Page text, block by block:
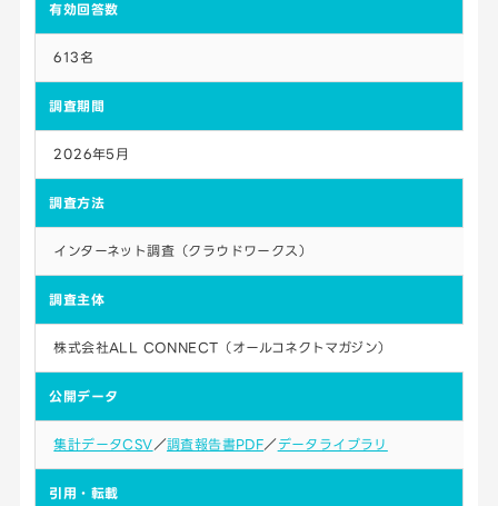
有効回答数
613名
調査期間
2026年5月
調査方法
インターネット調査（クラウドワークス）
調査主体
株式会社ALL CONNECT（オールコネクトマガジン）
公開データ
集計データCSV ／調査報告書PDF／データライブラリ
引用・転載